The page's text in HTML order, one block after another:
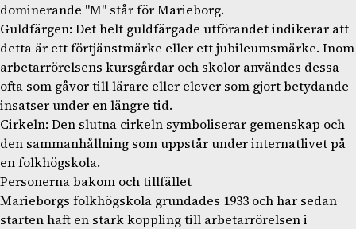
dominerande "M" står för Marieborg.
Guldfärgen: Det helt guldfärgade utförandet indikerar att
detta är ett förtjänstmärke eller ett jubileumsmärke. Inom
arbetarrörelsens kursgårdar och skolor användes dessa
ofta som gåvor till lärare eller elever som gjort betydande
insatser under en längre tid.
Cirkeln: Den slutna cirkeln symboliserar gemenskap och
den sammanhållning som uppstår under internatlivet på
en folkhögskola.
Personerna bakom och tillfället
Marieborgs folkhögskola grundades 1933 och har sedan
starten haft en stark koppling till arbetarrörelsen i